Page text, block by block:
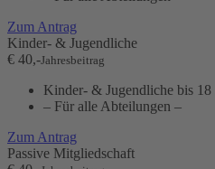
Zum Antrag
Kinder- & Jugendliche
€ 40,-Jahresbeitrag
Kinder- & Jugendliche bis 18
– Für alle Abteilungen –
Zum Antrag
Passive Mitgliedschaft